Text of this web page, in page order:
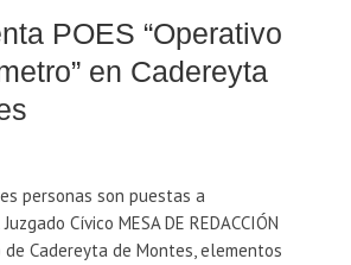
POES “Operativo
en Cadereyta
personas son puestas a
Cívico MESA DE REDACCIÓN
de Cadereyta de Montes, elementos